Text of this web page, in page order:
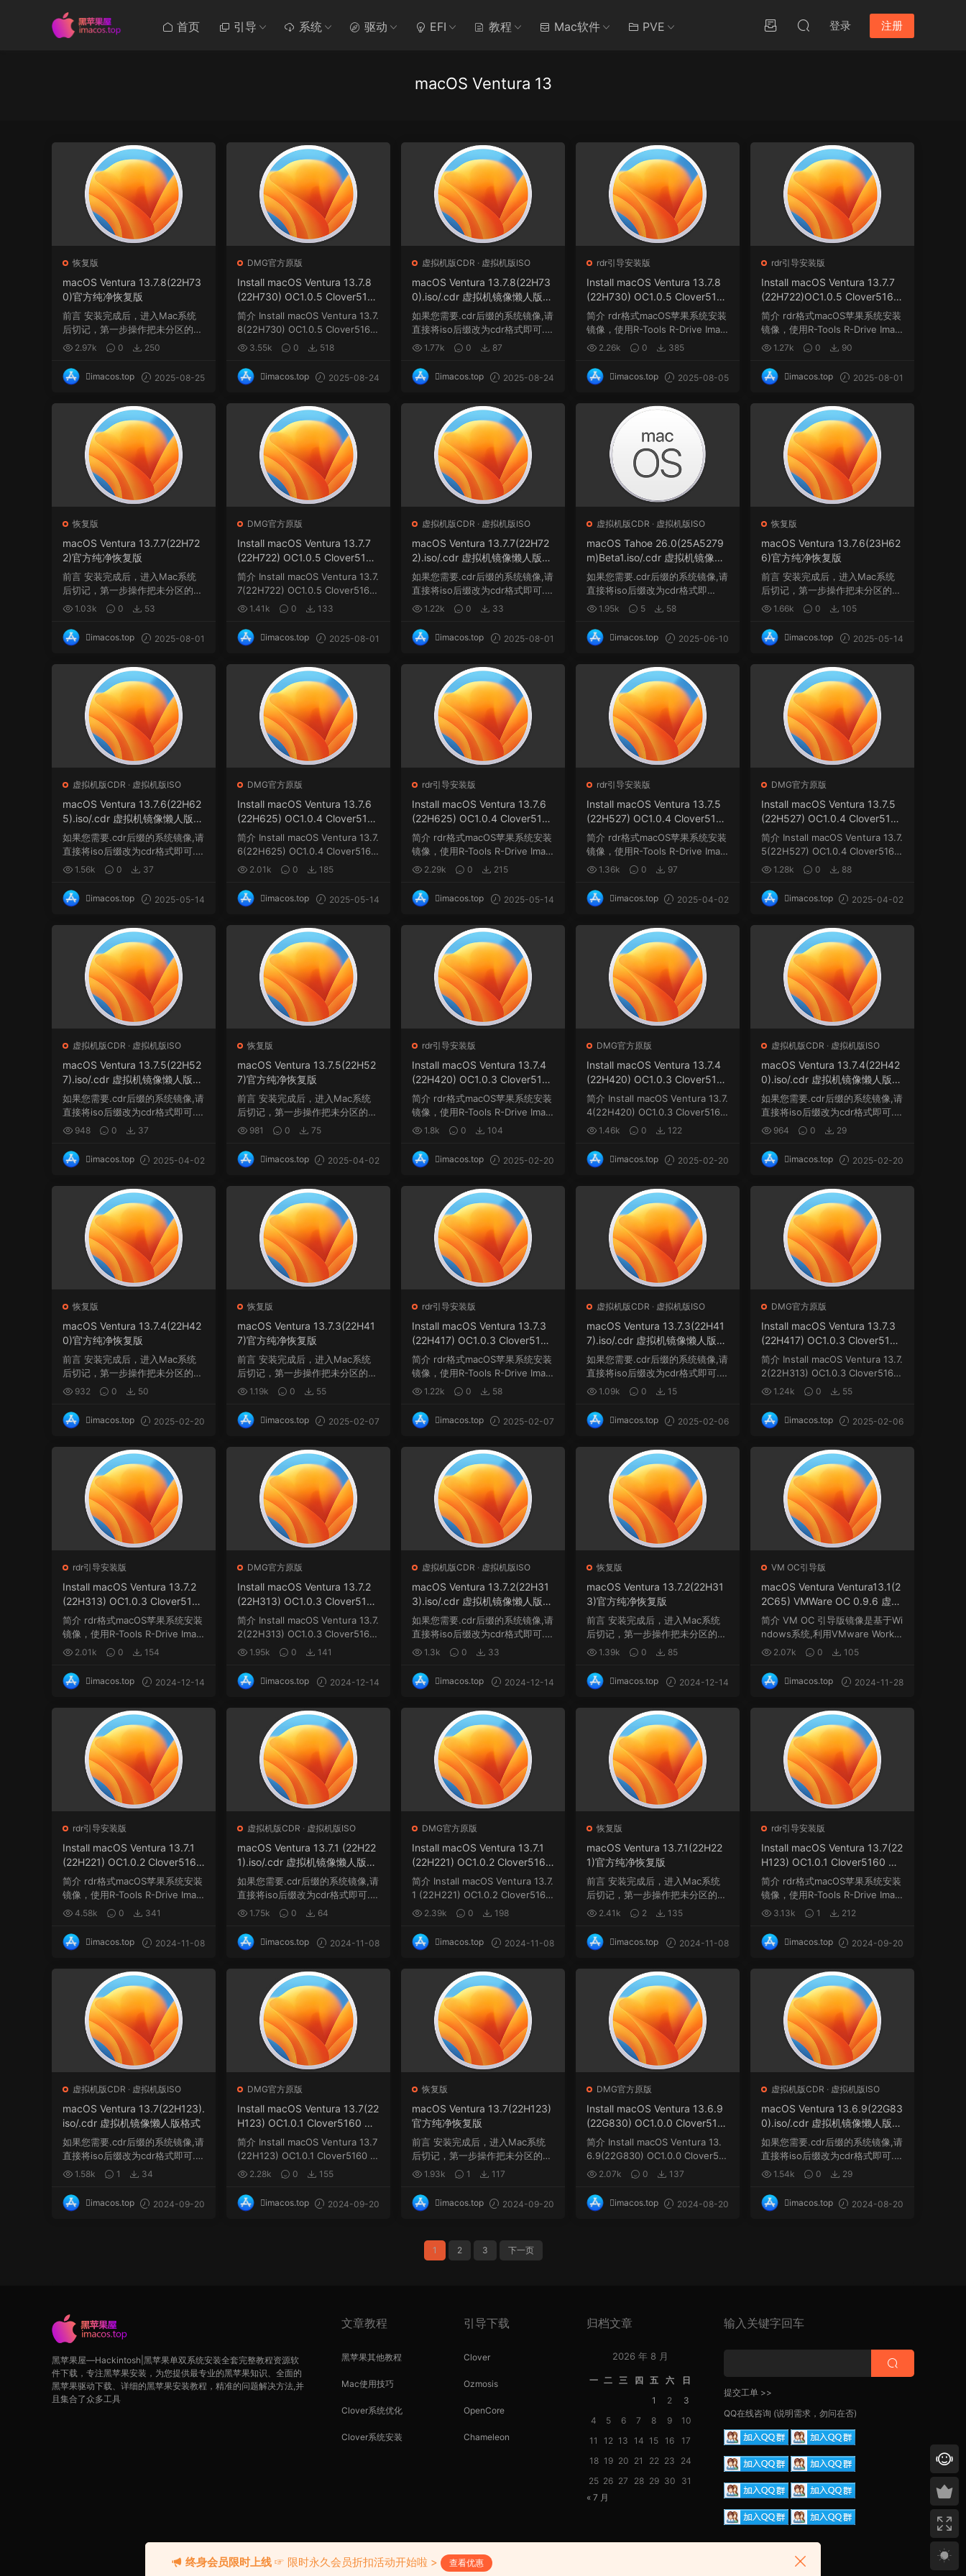
首页 引导 系统 驱动 EFI 教程 Mac软件 PVE 登录 注册
macOS Ventura 13
恢复版
macOS Ventura 13.7.8(22H73
0)官方纯净恢复版
前言 安装完成后，进入Mac系统
后切记，第一步操作把未分区的空
间与系统盘Macint...
2.97k 0 250
imacos.top 2025-08-25
DMG官方原版
Install macOS Ventura 13.7.8
(22H730) OC1.0.5 Clover516
3 winPE三引导官方原版.dmg
简介 Install macOS Ventura 13.7.
8(22H730) OC1.0.5 Clover5163
w...3.55k 0 518
imacos.top 2025-08-24
虚拟机版CDR · 虚拟机版ISO
macOS Ventura 13.7.8(22H73
0).iso/.cdr 虚拟机镜像懒人版格
式
如果您需要.cdr后缀的系统镜像,请
直接将iso后缀改为cdr格式即可.
... 1.77k 0 87
imacos.top 2025-08-24
rdr引导安装版
Install macOS Ventura 13.7.8
(22H730) OC1.0.5 Clover516
3 winPE三引导恢复版.rdr
简介 rdr格式macOS苹果系统安装
镜像，使用R-Tools R-Drive Imag
e软件制作，rdr...
2.26k 0 385
imacos.top 2025-08-05
rdr引导安装版
Install macOS Ventura 13.7.7
(22H722)OC1.0.5 Clover5163
winPE三引导恢复版.rdr
简介 rdr格式macOS苹果系统安装
镜像，使用R-Tools R-Drive Imag
e软件制作，rdr...
1.27k 0 90
imacos.top 2025-08-01
恢复版
macOS Ventura 13.7.7(22H72
2)官方纯净恢复版
前言 安装完成后，进入Mac系统
后切记，第一步操作把未分区的空
间与系统盘Macint...
1.03k 0 53
imacos.top 2025-08-01
DMG官方原版
Install macOS Ventura 13.7.7
(22H722) OC1.0.5 Clover5163
winPE三引导官方原版.dmg
简介 Install macOS Ventura 13.7.
7(22H722) OC1.0.5 Clover5163
w...1.41k 0 133
imacos.top 2025-08-01
虚拟机版CDR · 虚拟机版ISO
macOS Ventura 13.7.7(22H72
2).iso/.cdr 虚拟机镜像懒人版格
式
如果您需要.cdr后缀的系统镜像,请
直接将iso后缀改为cdr格式即可.
... 1.22k 0 33
imacos.top 2025-08-01
虚拟机版CDR · 虚拟机版ISO
macOS Tahoe 26.0(25A5279
m)Beta1.iso/.cdr 虚拟机镜像懒
人版格式
如果您需要.cdr后缀的系统镜像,请
直接将iso后缀改为cdr格式即
可。...
1.95k 5 58
imacos.top 2025-06-10
恢复版
macOS Ventura 13.7.6(23H62
6)官方纯净恢复版
前言 安装完成后，进入Mac系统
后切记，第一步操作把未分区的空
间与系统盘Macint...
1.66k 0 105
imacos.top 2025-05-14
虚拟机版CDR · 虚拟机版ISO
macOS Ventura 13.7.6(22H62
5).iso/.cdr 虚拟机镜像懒人版格
式
如果您需要.cdr后缀的系统镜像,请
直接将iso后缀改为cdr格式即可.
... 1.56k 0 37
imacos.top 2025-05-14
DMG官方原版
Install macOS Ventura 13.7.6
(22H625) OC1.0.4 Clover5161
winPE三引导官方原版.dmg
简介 Install macOS Ventura 13.7.
6(22H625) OC1.0.4 Clover5161
w...2.01k 0 185
imacos.top 2025-05-14
rdr引导安装版
Install macOS Ventura 13.7.6
(22H625) OC1.0.4 Clover5161
winPE三引导恢复版.rdr
简介 rdr格式macOS苹果系统安装
镜像，使用R-Tools R-Drive Imag
e软件制作，rdr...
2.29k 0 215
imacos.top 2025-05-14
rdr引导安装版
Install macOS Ventura 13.7.5
(22H527) OC1.0.4 Clover5161
winPE三引导恢复版.rdr
简介 rdr格式macOS苹果系统安装
镜像，使用R-Tools R-Drive Imag
e软件制作，rdr...
1.36k 0 97
imacos.top 2025-04-02
DMG官方原版
Install macOS Ventura 13.7.5
(22H527) OC1.0.4 Clover5161
winPE三引导官方原版.dmg
简介 Install macOS Ventura 13.7.
5(22H527) OC1.0.4 Clover5161
w...1.28k 0 88
imacos.top 2025-04-02
虚拟机版CDR · 虚拟机版ISO
macOS Ventura 13.7.5(22H52
7).iso/.cdr 虚拟机镜像懒人版格
式
如果您需要.cdr后缀的系统镜像,请
直接将iso后缀改为cdr格式即可.
... 948 0 37
imacos.top 2025-04-02
恢复版
macOS Ventura 13.7.5(22H52
7)官方纯净恢复版
前言 安装完成后，进入Mac系统
后切记，第一步操作把未分区的空
间与系统盘Macint...
981 0 75
imacos.top 2025-04-02
rdr引导安装版
Install macOS Ventura 13.7.4
(22H420) OC1.0.3 Clover516
0 winPE三引导恢复版.rdr
简介 rdr格式macOS苹果系统安装
镜像，使用R-Tools R-Drive Imag
e软件制作，rdr...
1.8k 0 104
imacos.top 2025-02-20
DMG官方原版
Install macOS Ventura 13.7.4
(22H420) OC1.0.3 Clover516
0 winPE三引导官方原版.dmg
简介 Install macOS Ventura 13.7.
4(22H420) OC1.0.3 Clover5160
w...1.46k 0 122
imacos.top 2025-02-20
虚拟机版CDR · 虚拟机版ISO
macOS Ventura 13.7.4(22H42
0).iso/.cdr 虚拟机镜像懒人版格
式
如果您需要.cdr后缀的系统镜像,请
直接将iso后缀改为cdr格式即可.
... 964 0 29
imacos.top 2025-02-20
恢复版
macOS Ventura 13.7.4(22H42
0)官方纯净恢复版
前言 安装完成后，进入Mac系统
后切记，第一步操作把未分区的空
间与系统盘Macint...
932 0 50
imacos.top 2025-02-20
恢复版
macOS Ventura 13.7.3(22H41
7)官方纯净恢复版
前言 安装完成后，进入Mac系统
后切记，第一步操作把未分区的空
间与系统盘Macint...
1.19k 0 55
imacos.top 2025-02-07
rdr引导安装版
Install macOS Ventura 13.7.3
(22H417) OC1.0.3 Clover5160
winPE三引导恢复版.rdr
简介 rdr格式macOS苹果系统安装
镜像，使用R-Tools R-Drive Imag
e软件制作，rdr...
1.22k 0 58
imacos.top 2025-02-07
虚拟机版CDR · 虚拟机版ISO
macOS Ventura 13.7.3(22H41
7).iso/.cdr 虚拟机镜像懒人版格
式
如果您需要.cdr后缀的系统镜像,请
直接将iso后缀改为cdr格式即可.
... 1.09k 0 15
imacos.top 2025-02-06
DMG官方原版
Install macOS Ventura 13.7.3
(22H417) OC1.0.3 Clover5160
winPE三引导官方原版.dmg
简介 Install macOS Ventura 13.7.
2(22H313) OC1.0.3 Clover5160
w...1.24k 0 55
imacos.top 2025-02-06
rdr引导安装版
Install macOS Ventura 13.7.2
(22H313) OC1.0.3 Clover5160
winPE三引导恢复版.rdr
简介 rdr格式macOS苹果系统安装
镜像，使用R-Tools R-Drive Imag
e软件制作，rdr...
2.01k 0 154
imacos.top 2024-12-14
DMG官方原版
Install macOS Ventura 13.7.2
(22H313) OC1.0.3 Clover5160
winPE三引导官方原版.dmg
简介 Install macOS Ventura 13.7.
2(22H313) OC1.0.3 Clover5160
w...1.95k 0 141
imacos.top 2024-12-14
虚拟机版CDR · 虚拟机版ISO
macOS Ventura 13.7.2(22H31
3).iso/.cdr 虚拟机镜像懒人版格
式
如果您需要.cdr后缀的系统镜像,请
直接将iso后缀改为cdr格式即可.
... 1.3k 0 33
imacos.top 2024-12-14
恢复版
macOS Ventura 13.7.2(22H31
3)官方纯净恢复版
前言 安装完成后，进入Mac系统
后切记，第一步操作把未分区的空
间与系统盘Macint...
1.39k 0 85
imacos.top 2024-12-14
VM OC引导版
macOS Ventura Ventura13.1(2
2C65) VMWare OC 0.9.6 虚拟
机安装包
简介 VM OC 引导版镜像是基于Wi
ndows系统,利用VMware Workst
ation虚拟机使用Ooe...
2.07k 0 105
imacos.top 2024-11-28
rdr引导安装版
Install macOS Ventura 13.7.1
(22H221) OC1.0.2 Clover5160
winPE三引导恢复版.rdr
简介 rdr格式macOS苹果系统安装
镜像，使用R-Tools R-Drive Imag
e软件制作，rdr...
4.58k 0 341
imacos.top 2024-11-08
虚拟机版CDR · 虚拟机版ISO
macOS Ventura 13.7.1 (22H22
1).iso/.cdr 虚拟机镜像懒人版格
式
如果您需要.cdr后缀的系统镜像,请
直接将iso后缀改为cdr格式即可.
... 1.75k 0 64
imacos.top 2024-11-08
DMG官方原版
Install macOS Ventura 13.7.1
(22H221) OC1.0.2 Clover5160
winPE三引导官方原版.dmg
简介 Install macOS Ventura 13.7.
1 (22H221) OC1.0.2 Clover5160
... 2.39k 0 198
imacos.top 2024-11-08
恢复版
macOS Ventura 13.7.1(22H22
1)官方纯净恢复版
前言 安装完成后，进入Mac系统
后切记，第一步操作把未分区的空
间与系统盘Macint...
2.41k 2 135
imacos.top 2024-11-08
rdr引导安装版
Install macOS Ventura 13.7(22
H123) OC1.0.1 Clover5160 wi
nPE三引导恢复版.rdr
简介 rdr格式macOS苹果系统安装
镜像，使用R-Tools R-Drive Imag
e软件制作，rdr...
3.13k 1 212
imacos.top 2024-09-20
虚拟机版CDR · 虚拟机版ISO
macOS Ventura 13.7(22H123).
iso/.cdr 虚拟机镜像懒人版格式
如果您需要.cdr后缀的系统镜像,请
直接将iso后缀改为cdr格式即可.
... 1.58k 1 34
imacos.top 2024-09-20
DMG官方原版
Install macOS Ventura 13.7(22
H123) OC1.0.1 Clover5160 wi
nPE三引导官方原版.dmg
简介 Install macOS Ventura 13.7
(22H123) OC1.0.1 Clover5160 w
in...2.28k 0 155
imacos.top 2024-09-20
恢复版
macOS Ventura 13.7(22H123)
官方纯净恢复版
前言 安装完成后，进入Mac系统
后切记，第一步操作把未分区的空
间与系统盘Macint...
1.93k 1 117
imacos.top 2024-09-20
DMG官方原版
Install macOS Ventura 13.6.9
(22G830) OC1.0.0 Clover515
9 winPE三引导官方原版.dmg
简介 Install macOS Ventura 13.
6.9(22G830) OC1.0.0 Clover515
9 w...2.07k 0 137
imacos.top 2024-08-20
虚拟机版CDR · 虚拟机版ISO
macOS Ventura 13.6.9(22G83
0).iso/.cdr 虚拟机镜像懒人版格
式
如果您需要.cdr后缀的系统镜像,请
直接将iso后缀改为cdr格式即可.
... 1.54k 0 29
imacos.top 2024-08-20
1 2 3 下一页
黑苹果屋—Hackintosh|黑苹果单双系统安装全套完整教程资源软
件下载，专注黑苹果安装，为您提供最专业的黑苹果知识、全面的
黑苹果驱动下载、详细的黑苹果安装教程，精准的问题解决方法,并
且集合了众多工具
文章教程
黑苹果其他教程
Mac使用技巧
Clover系统优化
Clover系统安装
引导下载
Clover
Ozmosis
OpenCore
Chameleon
归档文章
2026 年 8 月
一 二 三 四 五 六
日
1
2
3
4
5 6 7 8 9
10
11
12 13 14 15 16
17
18 19 20 21 22 23
24
25 26 27 28 29 30
31
« 7 月
输入关键字回车
提交工单 >>
QQ在线咨询 (说明需求，勿问在否)
Copyright © 2018-2026 黑苹果屋
终身会员限时上线 ☞ 限时永久会员折扣活动开始啦 > 查看优惠